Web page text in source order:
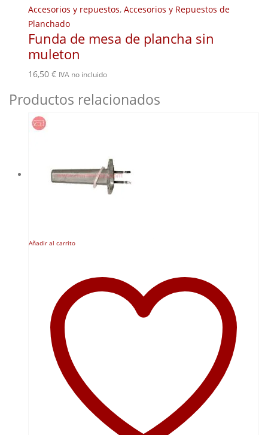
Accesorios y repuestos, Accesorios y Repuestos de
Planchado
Funda de mesa de plancha sin
muleton
16,50 € IVA no incluido
Productos relacionados
Añadir al carrito